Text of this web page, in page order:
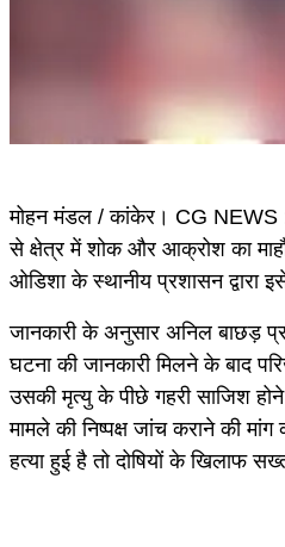
मोहन मंडल / कांकेर। CG NEWS :
से क्षेत्र में शोक और आक्रोश का
ओडिशा के स्थानीय प्रशासन द्वारा
जानकारी के अनुसार अनिल बाछड़
घटना की जानकारी मिलने के बाद
उसकी मृत्यु के पीछे गहरी साजिश
मामले की निष्पक्ष जांच कराने की
हत्या हुई है तो दोषियों के खिलाफ